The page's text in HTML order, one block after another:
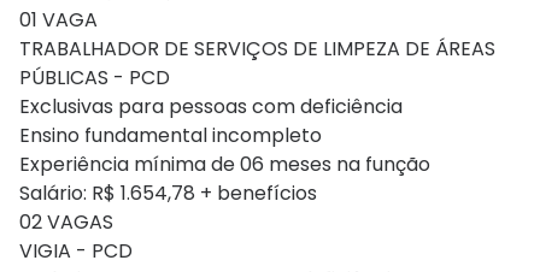
01 VAGA
TRABALHADOR DE SERVIÇOS DE LIMPEZA DE ÁREAS
PÚBLICAS - PCD
Exclusivas para pessoas com deficiência
Ensino fundamental incompleto
Experiência mínima de 06 meses na função
Salário: R$ 1.654,78 + benefícios
02 VAGAS
VIGIA - PCD